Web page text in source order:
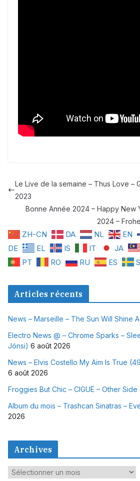
Le Live de la semaine – Thus Love –
2023
Bonne Année 2024 – Happy New
2024 –
ZH-CN DA NL EN
DE
EL IS IT JA
PT
RO RU ES
Articles récents
News – Marseille – The Sun Will Shine
Electro News @ – Chrome Sparks –
Jónsi) 6 août 2026
News – Elvis Costello My Aim Is True
6 août 2026
Froggies But Chic – CIGUË – Other Side
Album du mois – Trashcan Sinatras –
2026
Archives
A